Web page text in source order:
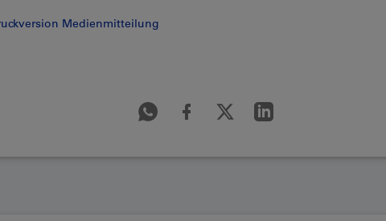
Medienmitteilung